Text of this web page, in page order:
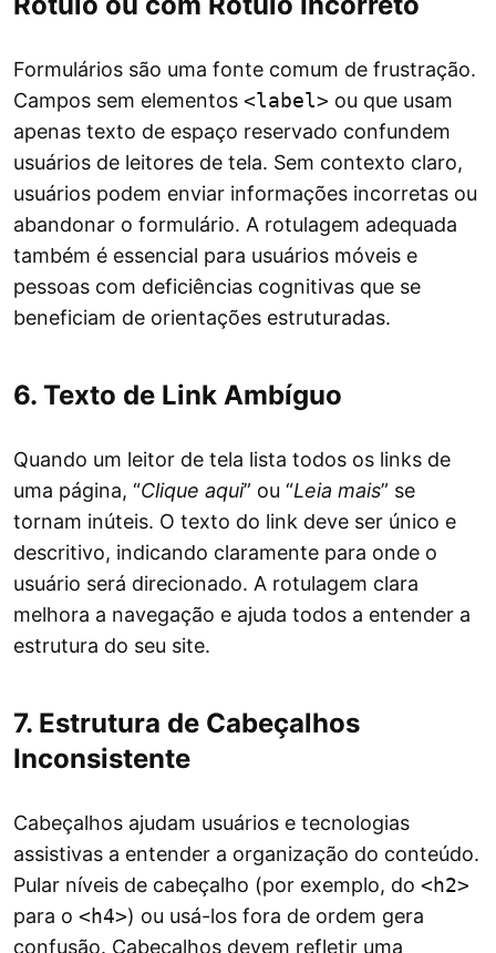
Formulários são uma fonte comum de frustração.
Campos sem elementos <label> ou que usam
apenas texto de espaço reservado confundem
usuários de leitores de tela. Sem contexto claro,
usuários podem enviar informações incorretas ou
abandonar o formulário. A rotulagem adequada
também é essencial para usuários móveis e
pessoas com deficiências cognitivas que se
beneficiam de orientações estruturadas.
6. Texto de Link Ambíguo
Quando um leitor de tela lista todos os links de
uma página, “Clique aqui” ou “Leia mais” se
tornam inúteis. O texto do link deve ser único e
descritivo, indicando claramente para onde o
usuário será direcionado. A rotulagem clara
melhora a navegação e ajuda todos a entender a
estrutura do seu site.
7. Estrutura de Cabeçalhos
Inconsistente
Cabeçalhos ajudam usuários e tecnologias
assistivas a entender a organização do conteúdo.
Pular níveis de cabeçalho (por exemplo, do <h2>
para o <h4>) ou usá-los fora de ordem gera
confusão. Cabeçalhos devem refletir uma